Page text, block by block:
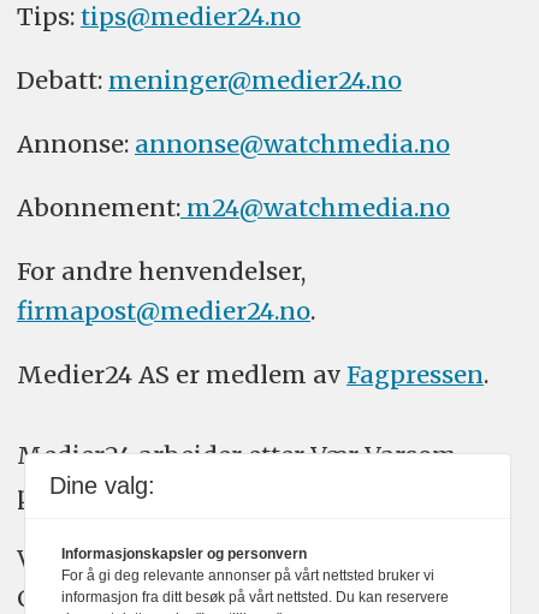
Tips: tips@medier24.no
Debatt: meninger@medier24.no
Annonse: annonse@watchmedia.no
Abonnement:m24@watchmedia.no
For andre henvendelser,
firmapost@medier24.no.
Medier24 AS er medlem av Fagpressen.
Medier24 arbeider etter Vær Varsom-
plakatens regler for god presseskikk.
Vi bruker KI-verktøy som ChatGPT,
Claude, og Gemini i journalistikken vår.
Dine valg:
Informasjonskapsler og personvern
For å gi deg relevante annonser på vårt nettsted bruker vi
informasjon fra ditt besøk på vårt nettsted. Du kan reservere